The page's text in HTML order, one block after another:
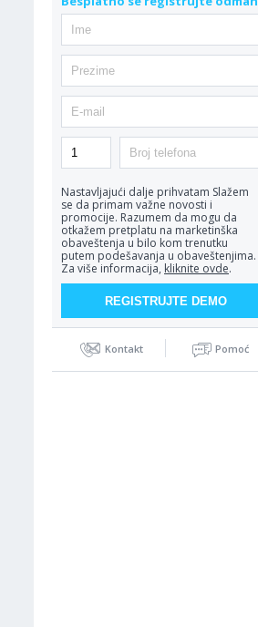
Nastavljajući dalje prihvatam Slažem
se da primam važne novosti i
promocije. Razumem da mogu da
otkažem pretplatu na marketinška
obaveštenja u bilo kom trenutku
putem podešavanja u obaveštenjima.
Za više informacija, kliknite ovde.
Kontakt Pomoć